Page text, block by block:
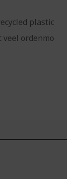
plastic
ordenmo